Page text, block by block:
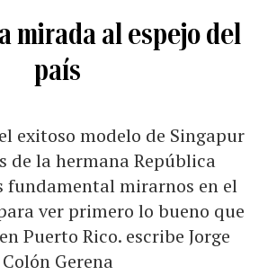
mirada al espejo del
país
exitoso modelo de Singapur
de la hermana República
fundamental mirarnos en el
ver primero lo bueno que
Puerto Rico. escribe Jorge
Colón Gerena